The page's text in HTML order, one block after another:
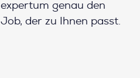
expertum genau den
Job, der zu Ihnen passt.